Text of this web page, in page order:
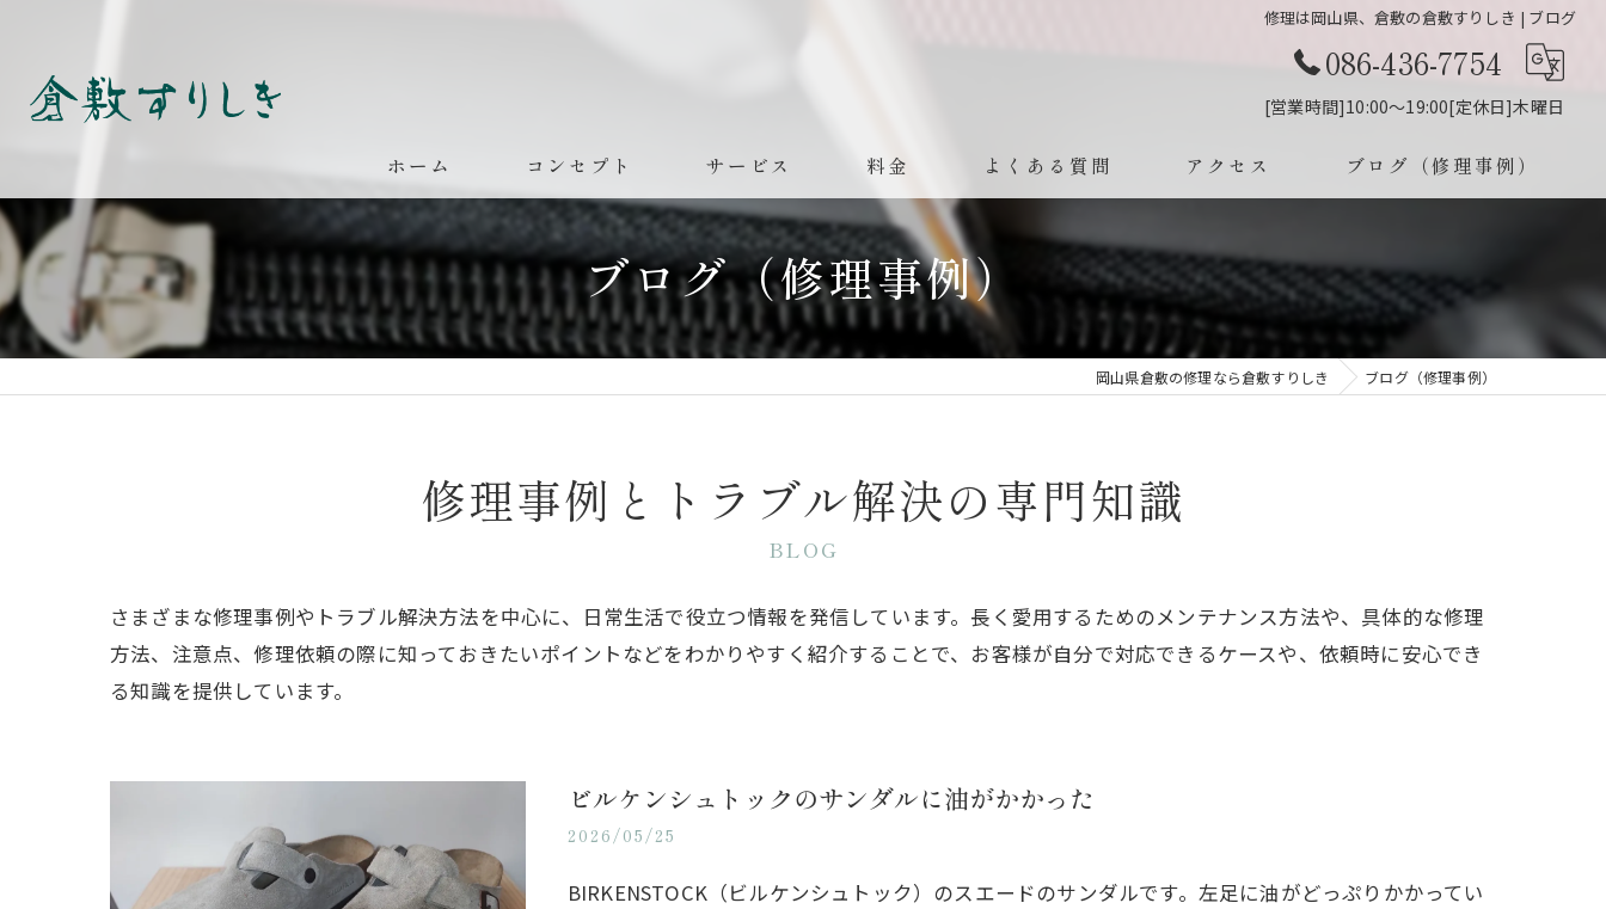
修理は岡山県、倉敷の倉敷すりしき | ブログ
086-436-7754
[営業時間]10:00～19:00[定休日]木曜日
ホーム コンセプト サービス 料金 よくある質問 アクセス ブログ（修理事例）
ブログ（修理事例）
岡山県倉敷の修理なら倉敷すりしき ブログ（修理事例）
修理事例とトラブル解決の専門知識
BLOG
さまざまな修理事例やトラブル解決方法を中心に、日常生活で役立つ情報を発信しています。長く愛用するためのメンテナンス方法や、具体的な修理
方法、注意点、修理依頼の際に知っておきたいポイントなどをわかりやすく紹介することで、お客様が自分で対応できるケースや、依頼時に安心でき
る知識を提供しています。
ビルケンシュトックのサンダルに油がかかった
2026/05/25
BIRKENSTOCK（ビルケンシュトック）のスエードのサンダルです。左足に油がどっぷりかかってい